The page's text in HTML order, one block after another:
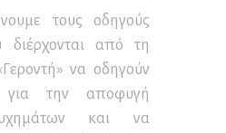
τους οδηγούς
από τη
να οδηγούν
την αποφυγή
και να